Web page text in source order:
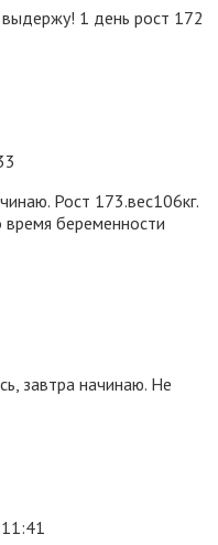
1 день рост 172
Рост 173.вес106кг.
беременности
завтра начинаю. Не